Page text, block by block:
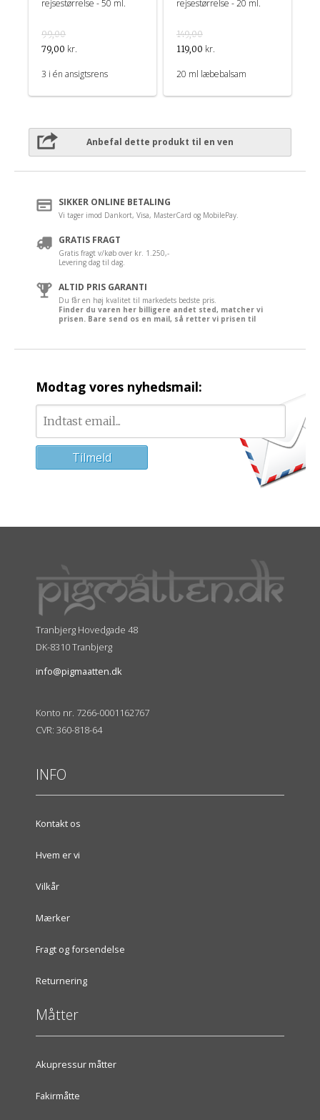
rejsestørrelse - 50 ml.
99,00
79,00 kr.
3 i én ansigtsrens
rejsestørrelse - 20 ml.
149,00
119,00 kr.
20 ml læbebalsam
Anbefal dette produkt til en ven
SIKKER ONLINE BETALING
Vi tager imod Dankort, Visa, MasterCard og MobilePay.
GRATIS FRAGT
Gratis fragt v/køb over kr. 1.250,-
Levering dag til dag.
ALTID PRIS GARANTI
Du får en høj kvalitet til markedets bedste pris.
Finder du varen her billigere andet sted, matcher vi
prisen. Bare send os en mail, så retter vi prisen til
Modtag vores nyhedsmail:
Tranbjerg Hovedgade 48
DK-8310 Tranbjerg
info@pigmaatten.dk
Konto nr. 7266-0001162767
CVR: 360-818-64
INFO
Kontakt os
Hvem er vi
Vilkår
Mærker
Fragt og forsendelse
Returnering
Måtter
Akupressur måtter
Fakirmåtte